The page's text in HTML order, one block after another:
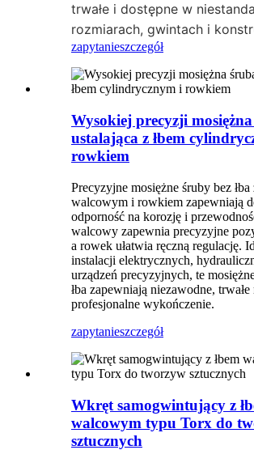
trwałe i dostępne w
rozmiarach, gwintach i
zapytanieszczegół
Wysokiej precyzji
ustalająca z łbem
rowkiem
Precyzyjne mosiężne śruby bez łba
walcowym i rowkiem zapewniają
odporność na korozję i
walcowy zapewnia precyzyjne
a rowek ułatwia ręczną regulację.
instalacji elektrycznych,
urządzeń precyzyjnych, te
łba zapewniają niezawodne,
profesjonalne wykończenie.
zapytanieszczegół
Wkręt samogwintujący z
walcowym typu Torx do
sztucznych